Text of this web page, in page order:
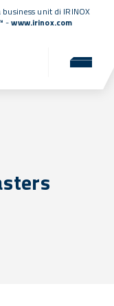
unit di IRINOX
-www.irinox.com